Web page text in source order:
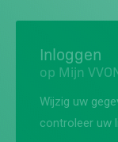
Inloggen
op Mijn
Wijzig uw
controleer uw